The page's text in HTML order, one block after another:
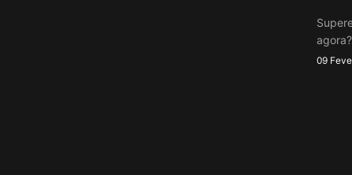
agora?
09